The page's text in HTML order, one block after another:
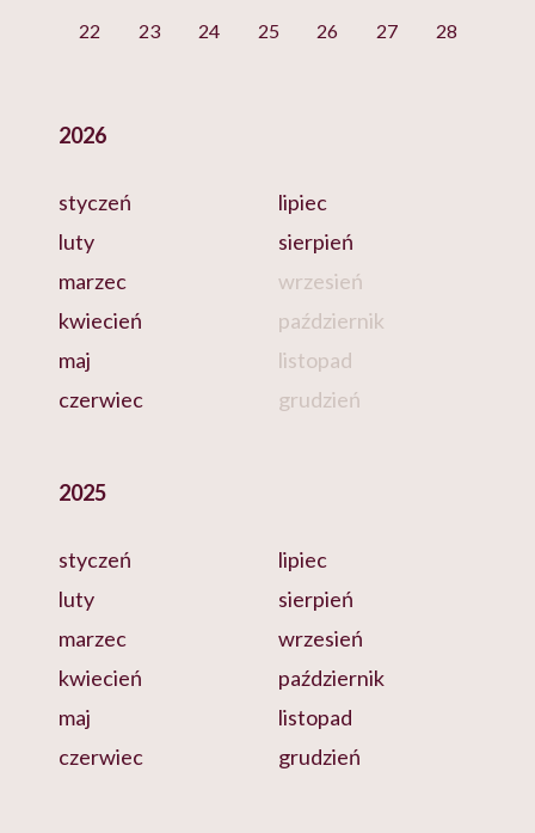
22
23 24 25 26 27 28
2026
styczeń
luty
marzec
kwiecień
maj
czerwiec
lipiec
sierpień
wrzesień
październik
listopad
grudzień
2025
styczeń
luty
marzec
kwiecień
maj
czerwiec
lipiec
sierpień
wrzesień
październik
listopad
grudzień